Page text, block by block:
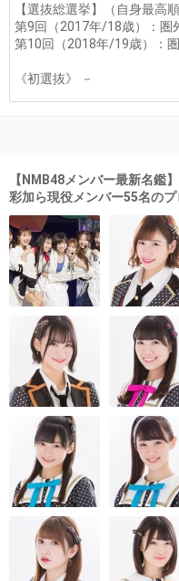
【選抜総選挙】（自身最高
第9回（2017年/18歳）：圏
第10回（2018年/19歳）：
《初選抜》 －
【NMB48メンバー最新名鑑
彩加ら現役メンバー55名の